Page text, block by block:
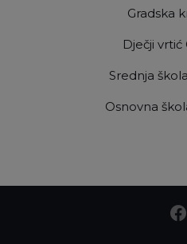
Gradska
Dječji vrtić
Srednja
Osnovna